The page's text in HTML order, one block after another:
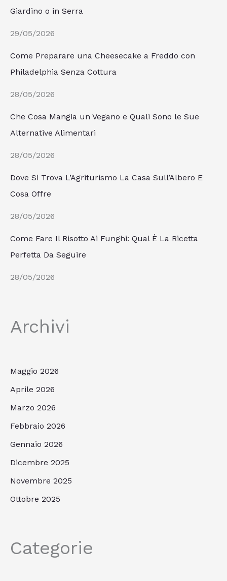
Giardino o in Serra
29/05/2026
Come Preparare una Cheesecake a Freddo con
Philadelphia Senza Cottura
28/05/2026
Che Cosa Mangia un Vegano e Quali Sono le Sue
Alternative Alimentari
28/05/2026
Dove Si Trova L’Agriturismo La Casa Sull’Albero E
Cosa Offre
28/05/2026
Come Fare Il Risotto Ai Funghi: Qual È La Ricetta
Perfetta Da Seguire
28/05/2026
Archivi
Maggio 2026
Aprile 2026
Marzo 2026
Febbraio 2026
Gennaio 2026
Dicembre 2025
Novembre 2025
Ottobre 2025
Categorie